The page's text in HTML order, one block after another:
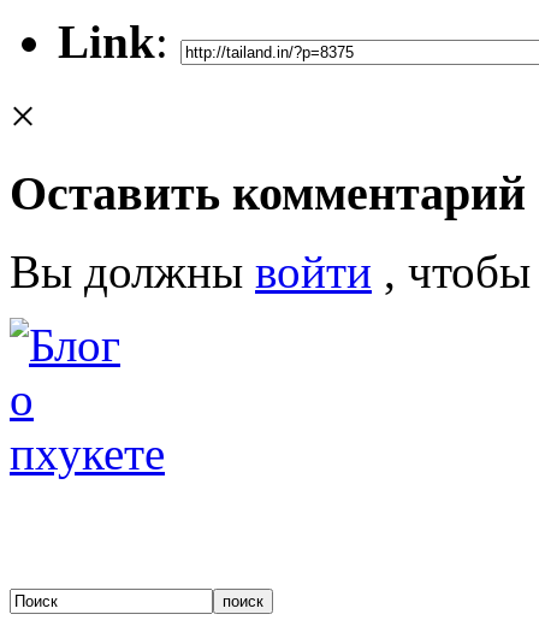
Link:
×
Оставить комментарий
Вы должны войти ,